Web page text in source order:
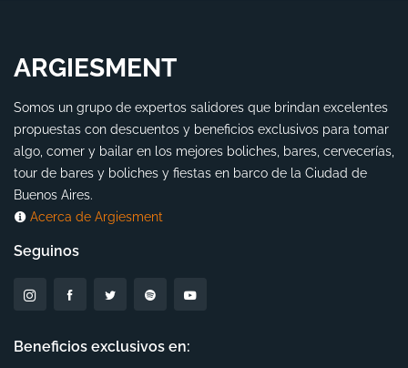
ARGIESMENT
Somos un grupo de expertos salidores que brindan excelentes
propuestas con descuentos y beneficios exclusivos para tomar
algo, comer y bailar en los mejores boliches, bares, cervecerías,
tour de bares y boliches y fiestas en barco de la Ciudad de
Buenos Aires.
Acerca de Argiesment
Seguinos
Beneficios exclusivos en: